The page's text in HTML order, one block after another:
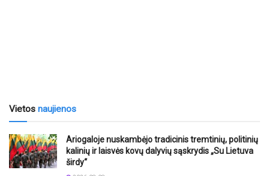
Vietos naujienos
Ariogaloje nuskambėjo tradicinis tremtinių, politinių
kalinių ir laisvės kovų dalyvių sąskrydis „Su Lietuva
širdy“